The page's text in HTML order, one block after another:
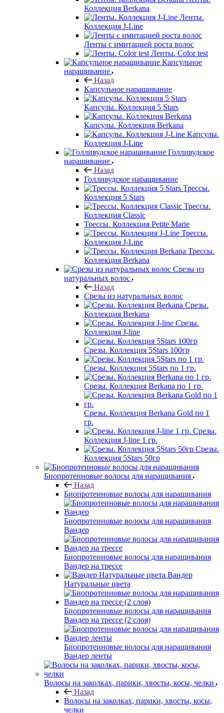
Коллекция Berkana
Ленты.
Коллекция J-Line
Ленты с имитацией роста волос
Ленты. Color test
Капсульное
наращивание
Назад
Капсульное наращивание
Капсулы. Коллекция 5 Stars
Капсулы. Коллекция Berkana
Капсулы.
Коллекция J-Line
Голливудское
наращивание
Назад
Голливудское наращивание
Трессы.
Коллекция 5 Stars
Трессы.
Коллекция Classic
Трессы. Коллекция Petite Marie
Трессы.
Коллекция J-Line
Трессы.
Коллекция Berkana
Срезы из
натуральных волос
Назад
Срезы из натуральных волос
Срезы.
Коллекция Berkana
Срезы.
Коллекция J-line
Срезы. Коллекция 5Stars 100гр
Срезы. Коллекция 5Stars по 1 гр.
Срезы. Коллекция Berkana по 1 гр.
Срезы. Коллекция Berkana Gold по 1
гр.
Срезы.
Коллекция J-line 1 гр.
Срезы.
Коллекция 5Stars 50гр
Биопротеиновые волосы для наращивания
Назад
Биопротеиновые волосы для наращивания
Биопротеиновые волосы для наращивания
Вандер
Биопротеиновые волосы для наращивания
Вандер на трессе
Вандер
Натуральные цвета
Биопротеиновые волосы для наращивания
Вандер на трессе (2 слоя)
Биопротеиновые волосы для наращивания
Вандер ленты
Волосы на заколках, парики, хвосты, косы, челки
Назад
Волосы на заколках, парики, хвосты, косы,
челки